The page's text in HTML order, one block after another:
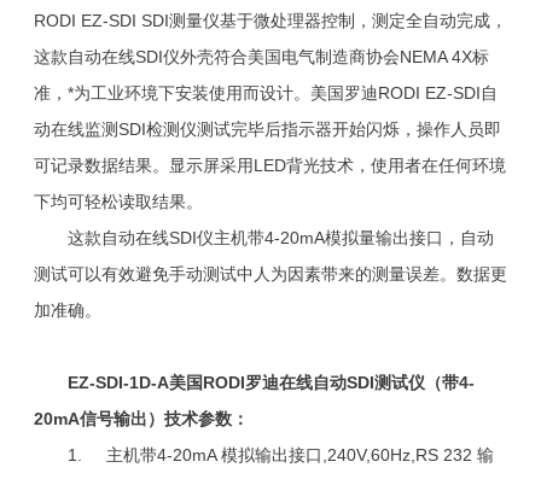
RODI EZ-SDI SDI测量仪基于微处理器控制，测定全自动完成，
这款自动在线SDI仪外壳符合美国电气制造商协会NEMA 4X标
准，*为工业环境下安装使用而设计。美国罗迪RODI EZ-SDI自
动在线监测SDI检测仪测试完毕后指示器开始闪烁，操作人员即
可记录数据结果。显示屏采用LED背光技术，使用者在任何环境
下均可轻松读取结果。
这款自动在线SDI仪主机带4-20mA模拟量输出接口，自动
测试可以有效避免手动测试中人为因素带来的测量误差。数据更
加准确。
EZ-SDI-1D-A美国RODI罗迪在线自动SDI测试仪（带4-
20mA信号输出）技术参数：
1. 主机带4-20mA 模拟输出接口,240V,60Hz,RS 232 输